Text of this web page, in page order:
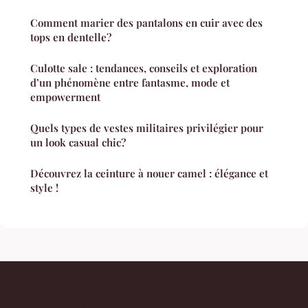
Comment marier des pantalons en cuir avec des
tops en dentelle?
Culotte sale : tendances, conseils et exploration
d’un phénomène entre fantasme, mode et
empowerment
Quels types de vestes militaires privilégier pour
un look casual chic?
Découvrez la ceinture à nouer camel : élégance et
style !